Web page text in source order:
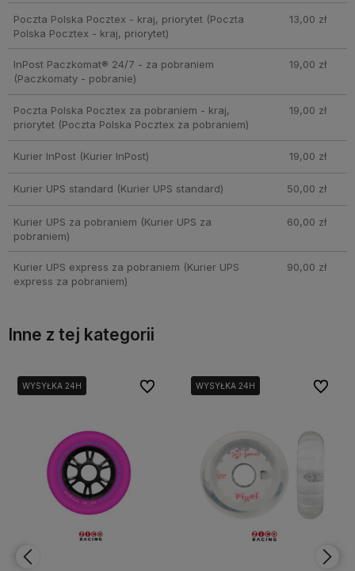
Poczta Polska Pocztex - kraj, priorytet(Poczta
Polska Pocztex - kraj, priorytet)
13,00 zł
InPost Paczkomat® 24/7 - za pobraniem
(Paczkomaty - pobranie)
19,00 zł
Poczta Polska Pocztex za pobraniem - kraj,
priorytet(Poczta Polska Pocztex za pobraniem)
19,00 zł
Kurier InPost(Kurier InPost) 19,00 zł
Kurier UPS standard (Kurier UPS standard) 50,00 zł
Kurier UPS za pobraniem (Kurier UPS za
pobraniem)
60,00 zł
Kurier UPS express za pobraniem (Kurier UPS
express za pobraniem)
90,00 zł
Inne z tej kategorii
WYSYŁKA 24H
WYSYŁKA 24H Do ulubionych
Do ulubionychWYSYŁKA 24H
WYSYŁKA 24H Do
Do